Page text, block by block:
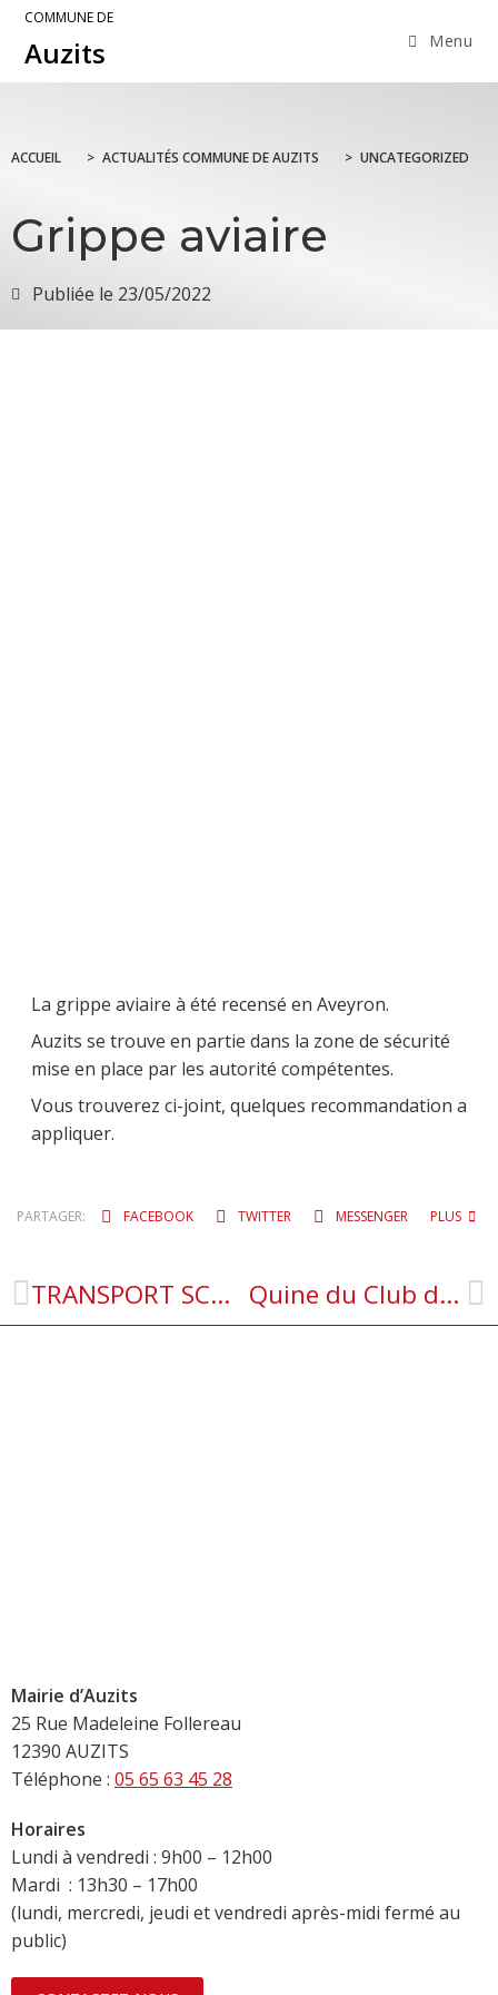
COMMUNE DE
Auzits Menu
ACCUEIL > ACTUALITÉS COMMUNE DE AUZITS > UNCATEGORIZED
Grippe aviaire
Publiée le 23/05/2022
La grippe aviaire à été recensé en Aveyron.
Auzits se trouve en partie dans la zone de sécurité
mise en place par les autorité compétentes.
Vous trouverez ci-joint, quelques recommandation a
appliquer.
PARTAGER: FACEBOOK TWITTER MESSENGER PLUS
TRANSPORT SCOLAIRE Quine du Club de l’amitié à Rulhe
Mairie d’Auzits
25 Rue Madeleine Follereau
12390 AUZITS
Téléphone : 05 65 63 45 28
Horaires
Lundi à vendredi : 9h00 – 12h00
Mardi : 13h30 – 17h00
(lundi, mercredi, jeudi et vendredi après-midi fermé au
public)